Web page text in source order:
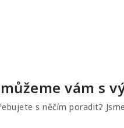
vám s
s něčím poradit?